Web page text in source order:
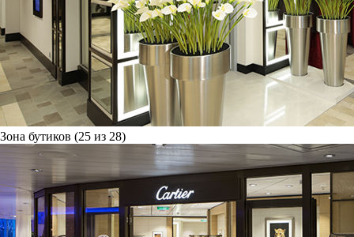
Зона бутиков (25 из 28)